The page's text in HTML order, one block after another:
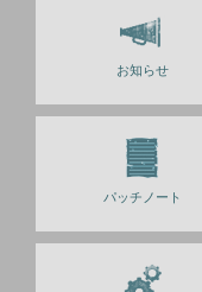
お知らせ
パッチノート